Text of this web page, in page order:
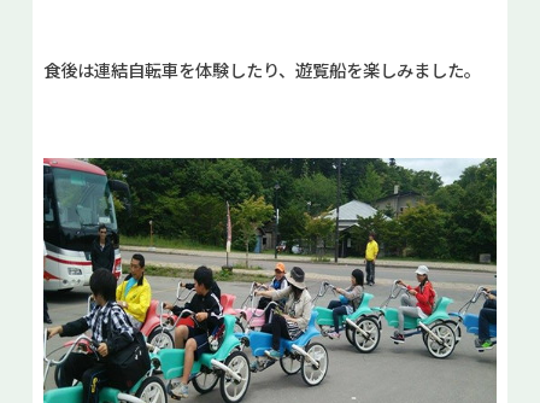
食後は連結自転車を体験したり、遊覧船を楽しみました。